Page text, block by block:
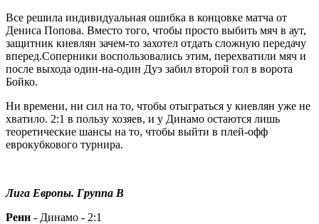
Все решила индивидуальная ошибка в концовке матча от
Дениса Попова. Вместо того, чтобы просто выбить мяч в аут,
защитник киевлян зачем-то захотел отдать сложную передачу
вперед.Соперники воспользовались этим, перехватили мяч и
после выхода один-на-один Дуэ забил второй гол в ворота
Бойко.
Ни времени, ни сил на то, чтобы отыграться у киевлян уже не
хватило. 2:1 в пользу хозяев, и у Динамо остаются лишь
теоретические шансы на то, чтобы выйти в плей-офф
еврокубкового турнира.
Лига Европы. Группа В
Ренн - Динамо - 2:1